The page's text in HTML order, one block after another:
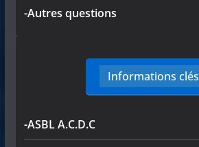
-Autres questions
Informations clés
-ASBL A.C.D.C